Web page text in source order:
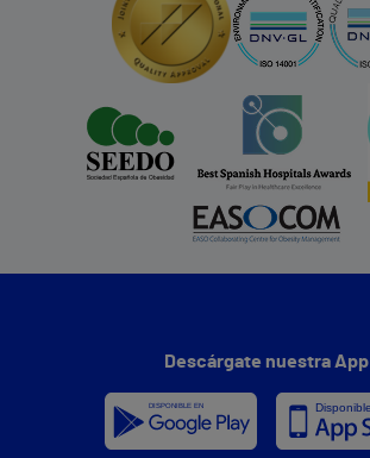
Descárgate nuestra App